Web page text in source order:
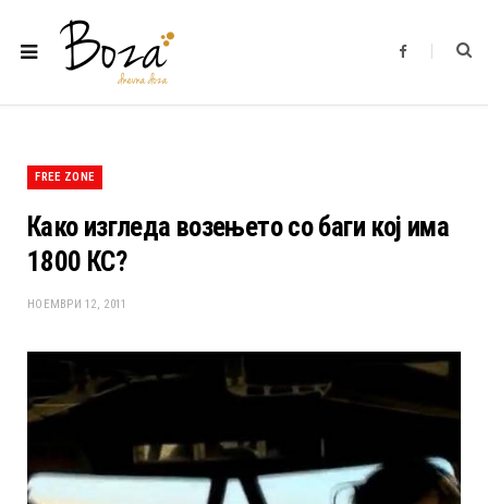
F
b
FREE ZONE
Како изгледа возењето со баги кој има
1800 КС?
НОЕМВРИ 12, 2011